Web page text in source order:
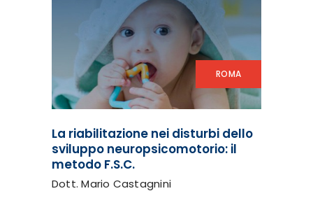
ROMA
La riabilitazione nei disturbi dello
sviluppo neuropsicomotorio: il
metodo F.S.C.
Dott. Mario Castagnini